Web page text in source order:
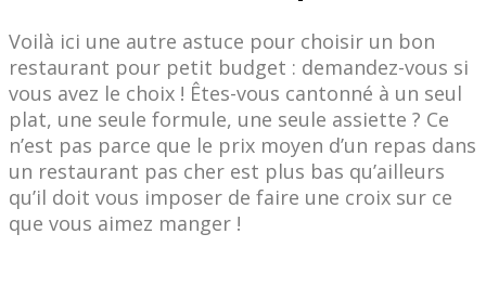
Voilà ici une autre astuce pour choisir un bon
restaurant pour petit budget : demandez-vous si
vous avez le choix ! Êtes-vous cantonné à un seul
plat, une seule formule, une seule assiette ? Ce
n’est pas parce que le prix moyen d’un repas dans
un restaurant pas cher est plus bas qu’ailleurs
qu’il doit vous imposer de faire une croix sur ce
que vous aimez manger !